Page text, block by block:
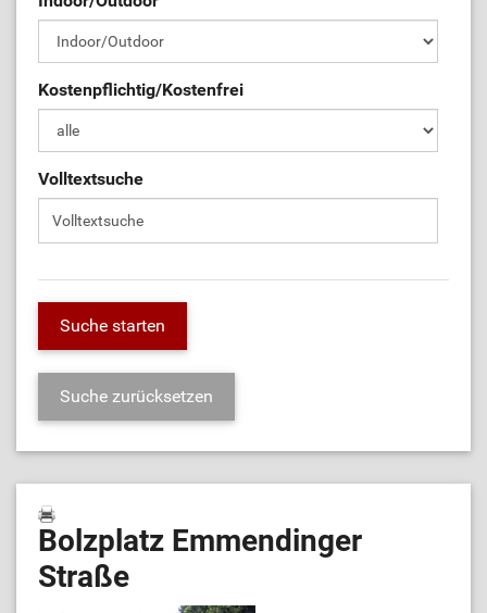
Kostenpflichtig/Kostenfrei
Volltextsuche
Bolzplatz Emmendinger
Straße